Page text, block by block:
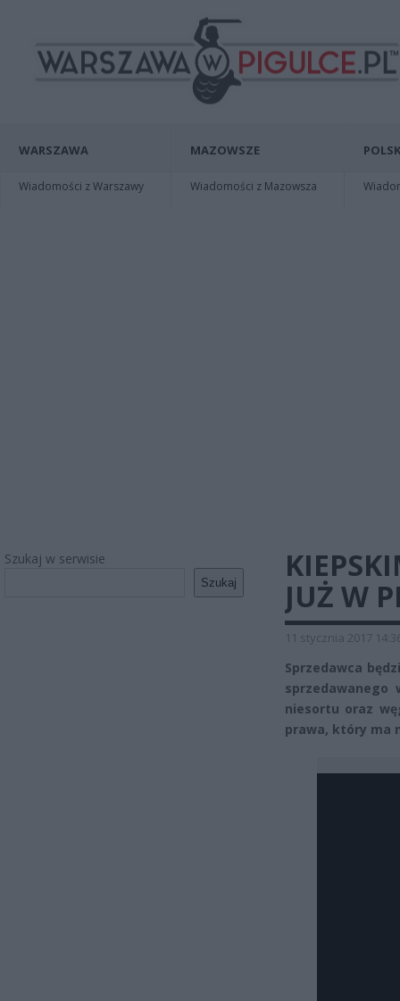
WARSZAWA
Wiadomości z Warszawy
MAZOWSZE
Wiadomości z Mazowsza
Szukaj w serwisie
Szukaj
JUŻ W
11 stycznia 2017
Sprzedawca
niesortu oraz
prawa, który ma